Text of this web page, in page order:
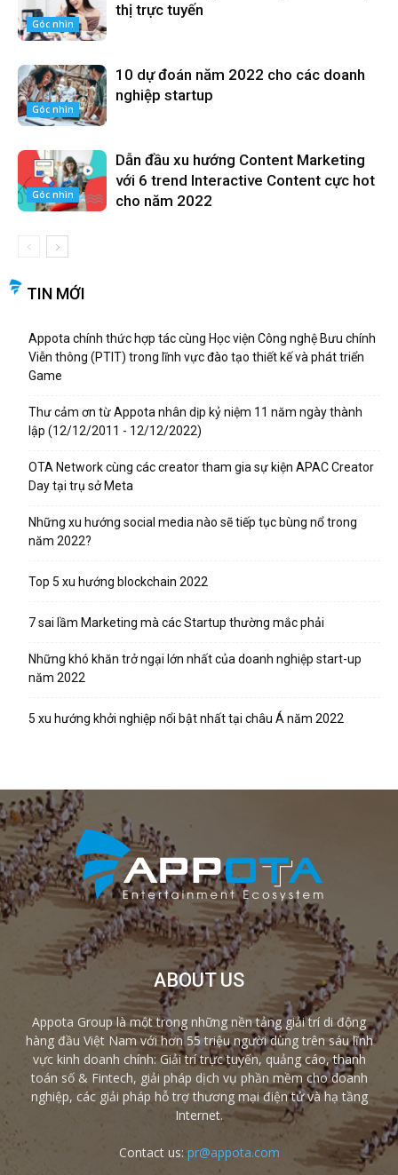
Góc nhìn
thị trực tuyến
Góc nhìn
10 dự đoán năm 2022 cho các doanh
nghiệp startup
Góc nhìn
Dẫn đầu xu hướng Content Marketing
với 6 trend Interactive Content cực hot
cho năm 2022
TIN MỚI
Appota chính thức hợp tác cùng Học viện Công nghệ Bưu chính
Viễn thông (PTIT) trong lĩnh vực đào tạo thiết kế và phát triển
Game
Thư cảm ơn từ Appota nhân dịp kỷ niệm 11 năm ngày thành
lập (12/12/2011 - 12/12/2022)
OTA Network cùng các creator tham gia sự kiện APAC Creator
Day tại trụ sở Meta
Những xu hướng social media nào sẽ tiếp tục bùng nổ trong
năm 2022?
Top 5 xu hướng blockchain 2022
7 sai lầm Marketing mà các Startup thường mắc phải
Những khó khăn trở ngại lớn nhất của doanh nghiệp start-up
năm 2022
5 xu hướng khởi nghiệp nổi bật nhất tại châu Á năm 2022
ABOUT US
Appota Group là một trong những nền tảng giải trí di động
hàng đầu Việt Nam với hơn 55 triệu người dùng trên sáu lĩnh
vực kinh doanh chính: Giải trí trực tuyến, quảng cáo, thanh
toán số & Fintech, giải pháp dịch vụ phần mềm cho doanh
nghiệp, các giải pháp hỗ trợ thương mại điện tử và hạ tầng
Internet.
Contact us: pr@appota.com